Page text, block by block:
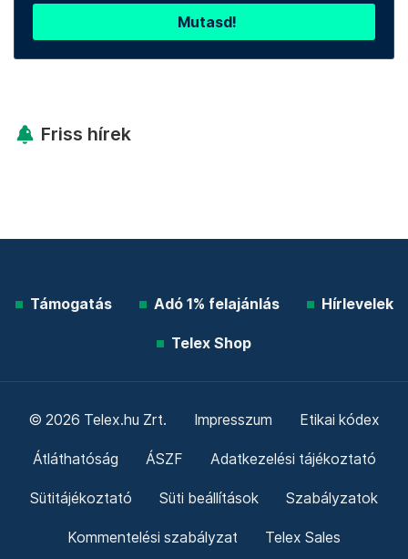
Mutasd!
Friss hírek
Támogatás Adó 1% felajánlás Hírlevelek
Telex Shop
© 2026 Telex.hu Zrt. Impresszum Etikai kódex
Átláthatóság ÁSZF Adatkezelési tájékoztató
Sütitájékoztató Süti beállítások Szabályzatok
Kommentelési szabályzat Telex Sales